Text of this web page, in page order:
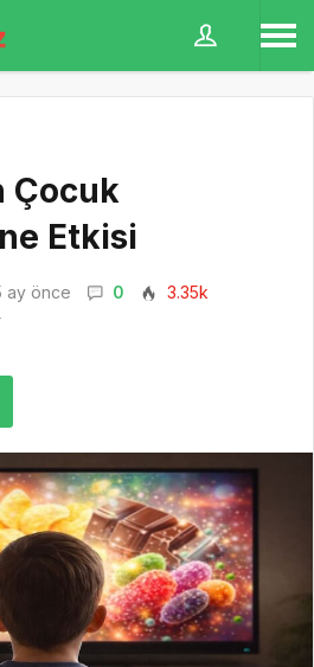
Çocuk
Etkisi
ay önce 0
3.35k